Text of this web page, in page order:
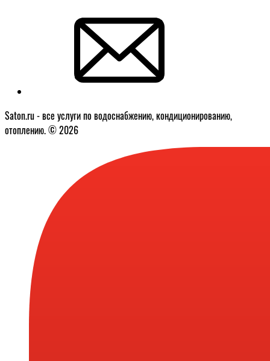
Saton.ru - все услуги по водоснабжению, кондиционированию,
отоплению. © 2026